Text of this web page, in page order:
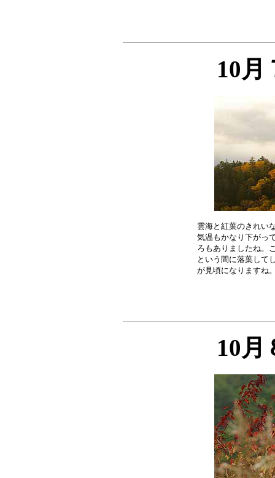
10月
雲海と紅葉のきれい
気温もかなり下がっ
ろもありましたね。
という間に落葉して
10月